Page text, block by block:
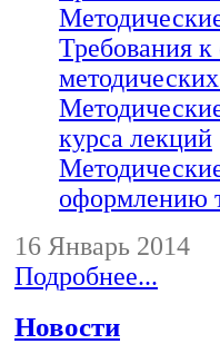
Требования
курса лекций
оформлению
16 Январь 2014
Подробнее...
Новости